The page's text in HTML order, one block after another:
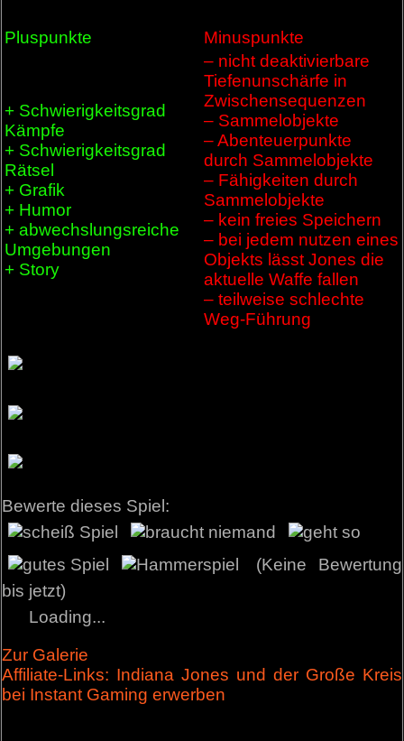
Pluspunkte Minuspunkte
+ Schwierigkeitsgrad
Kämpfe
+ Schwierigkeitsgrad
Rätsel
+ Grafik
+ Humor
+ abwechslungsreiche
Umgebungen
+ Story
– nicht deaktivierbare
Tiefenunschärfe in
Zwischensequenzen
– Sammelobjekte
– Abenteuerpunkte
durch Sammelobjekte
– Fähigkeiten durch
Sammelobjekte
– kein freies Speichern
– bei jedem nutzen eines
Objekts lässt Jones die
aktuelle Waffe fallen
– teilweise schlechte
Weg-Führung
Bewerte dieses Spiel:
(Keine Bewertung
bis jetzt)
Loading...
Zur Galerie
Affiliate-Links: Indiana Jones und der Große Kreis
bei Instant Gaming erwerben